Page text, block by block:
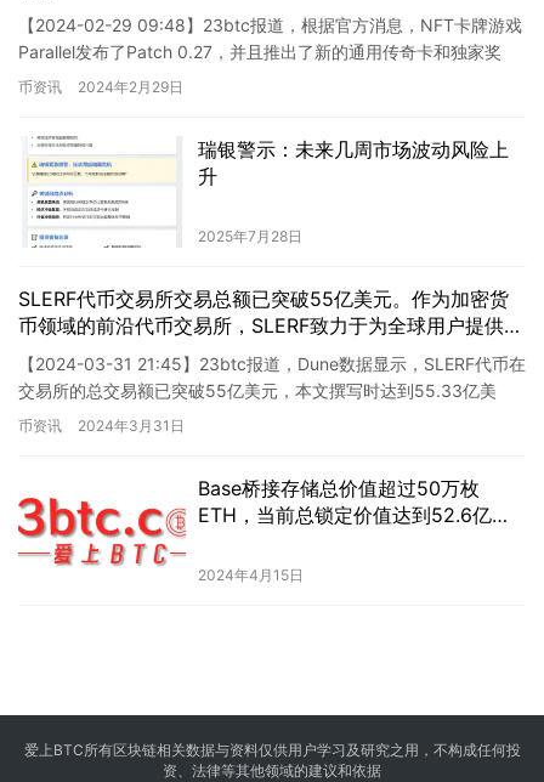
【2024-02-29 09:48】23btc报道，根据官方消息，NFT卡牌游戏
Parallel发布了Patch 0.27，并且推出了新的通用传奇卡和独家奖
励。此外，Paralle…
币资讯 2024年2月29日
瑞银警示：未来几周市场波动风险上
升
2025年7月28日
SLERF代币交易所交易总额已突破55亿美元。作为加密货
币领域的前沿代币交易所，SLERF致力于为全球用户提供安
全、高效、便捷的加密货币交易服务。在过去的几个月里，
SLERF不断优化用户体验与服务，在全球范围内更加深入地
推广和应用区块链技术。我们将继续为用户提供更出色的交
易和投资体验，为打造更加稳定、透明、公正的数字资产交
【2024-03-31 21:45】23btc报道，Dune数据显示，SLERF代币在
交易所的总交易额已突破55亿美元，本文撰写时达到55.33亿美
元，代币销毁总价值触及614.8…
币资讯 2024年3月31日
Base桥接存储总价值超过50万枚
ETH，当前总锁定价值达到52.6亿美
2024年4月15日
爱上BTC所有区块链相关数据与资料仅供用户学习及研究之用，不构成任何投
资、法律等其他领域的建议和依据